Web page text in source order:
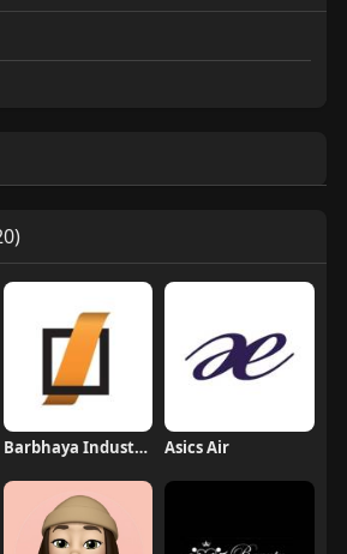
Barbhaya Industries Asics Air